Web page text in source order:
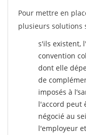
Pour mettre en
plusieurs solutions
s'ils existent,
convention
dont elle
de
imposés à
l'accord peut
négocié au
l'employeur